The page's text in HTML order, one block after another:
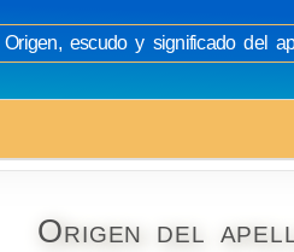
Origen, escudo y significado del
Origen del